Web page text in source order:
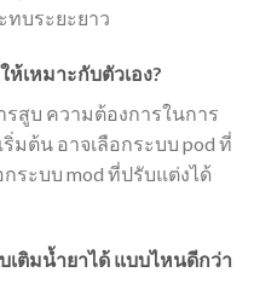
บระยะยาว
เหมาะกับตัวเอง?
สูบ ความต้องการในการ
มต้น อาจเลือกระบบ pod ที่
ระบบ mod ที่ปรับแต่งได้
ติมน้ำยาได้ แบบไหนดีกว่า